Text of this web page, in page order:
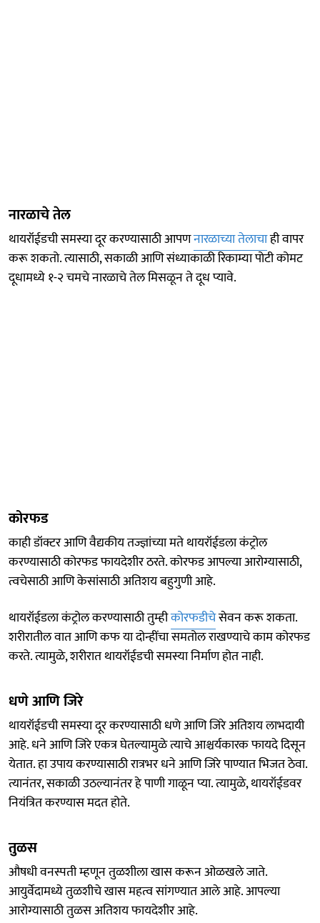
नारळाचे तेल
थायरॉईडची समस्या दूर करण्यासाठी आपणनारळाच्या तेलाचाही वापर
करू शकतो. त्यासाठी, सकाळी आणि संध्याकाळी रिकाम्या पोटी कोमट
दूधामध्ये १-२ चमचे नारळाचे तेल मिसळून ते दूध प्यावे.
कोरफड
काही डॉक्टर आणि वैद्यकीय तज्ज्ञांच्या मते थायरॉईडला कंट्रोल
करण्यासाठी कोरफड फायदेशीर ठरते. कोरफड आपल्या आरोग्यासाठी,
त्वचेसाठी आणि केसांसाठी अतिशय बहुगुणी आहे.
थायरॉईडला कंट्रोल करण्यासाठी तुम्हीकोरफडीचेसेवन करू शकता.
शरीरातील वात आणि कफ या दोन्हींचा समतोल राखण्याचे काम कोरफड
करते. त्यामुळे, शरीरात थायरॉईडची समस्या निर्माण होत नाही.
धणे आणि जिरे
थायरॉईडची समस्या दूर करण्यासाठी धणे आणि जिरे अतिशय लाभदायी
आहे. धने आणि जिरे एकत्र घेतल्यामुळे त्याचे आश्चर्यकारक फायदे दिसून
येतात. हा उपाय करण्यासाठी रात्रभर धने आणि जिरे पाण्यात भिजत ठेवा.
त्यानंतर, सकाळी उठल्यानंतर हे पाणी गाळून प्या. त्यामुळे, थायरॉईडवर
नियंत्रित करण्यास मदत होते.
तुळस
औषधी वनस्पती म्हणून तुळशीला खास करून ओळखले जाते.
आयुर्वेदामध्ये तुळशीचे खास महत्व सांगण्यात आले आहे. आपल्या
आरोग्यासाठी तुळस अतिशय फायदेशीर आहे.